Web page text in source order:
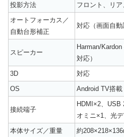
投影方法
フロント、リ
オートフォーカス／
自動台形補正
対応（画面自動
スピーカー
Harman/
対応）
3D
対応
OS
Android TV搭載
接続端子
HDMI×2、USB
オミニ×1、光
本体サイズ／重量
約